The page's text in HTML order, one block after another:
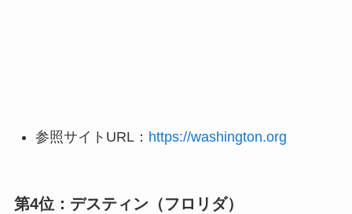
参照サイトURL： https://washington.org
第4位：デスティン（フロリダ）